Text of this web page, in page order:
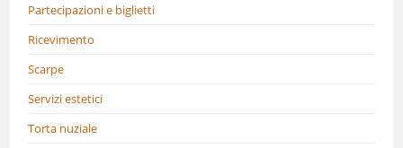
Partecipazioni e biglietti
Ricevimento
Scarpe
Servizi estetici
Torta nuziale